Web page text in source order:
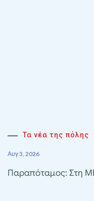
Τα νέα της πόλης
Αυγ 3, 2026
Παραπόταμος: Στη